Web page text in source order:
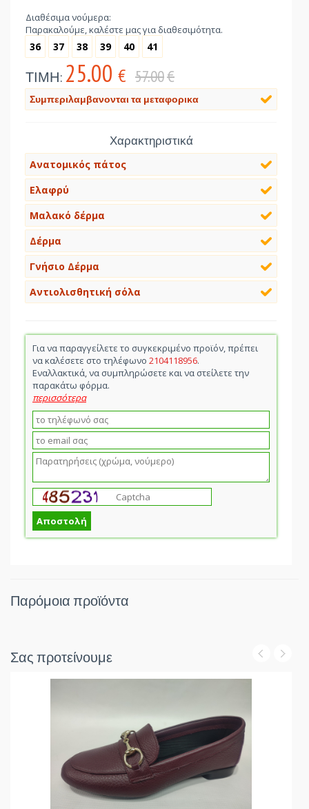
Διαθέσιμα νούμερα:
Παρακαλούμε, καλέστε μας για διαθεσιμότητα.
36 37 38 39 40 41
ΤΙΜΗ: 25.00 € 57.00€
Συμπεριλαμβανονται τα μεταφορικα
Χαρακτηριστικά
Ανατομικός πάτος
Ελαφρύ
Μαλακό δέρμα
Δέρμα
Γνήσιο Δέρμα
Αντιολισθητική σόλα
Για να παραγγείλετε το συγκεκριμένο προϊόν, πρέπει
να καλέσετε στο τηλέφωνο 2104118956.
Εναλλακτικά, να συμπληρώσετε και να στείλετε την
παρακάτω φόρμα.
περισσότερα
Παρόμοια προϊόντα
Σας προτείνουμε